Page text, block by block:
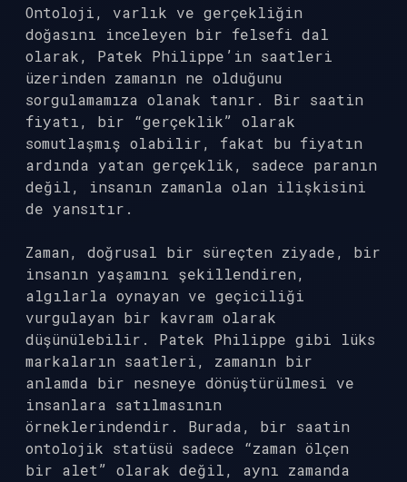
Ontoloji, varlık ve gerçekliğin
doğasını inceleyen bir felsefi dal
olarak, Patek Philippe’in saatleri
üzerinden zamanın ne olduğunu
sorgulamamıza olanak tanır. Bir saatin
fiyatı, bir “gerçeklik” olarak
somutlaşmış olabilir, fakat bu fiyatın
ardında yatan gerçeklik, sadece paranın
değil, insanın zamanla olan ilişkisini
de yansıtır.
Zaman, doğrusal bir süreçten ziyade, bir
insanın yaşamını şekillendiren,
algılarla oynayan ve geçiciliği
vurgulayan bir kavram olarak
düşünülebilir. Patek Philippe gibi lüks
markaların saatleri, zamanın bir
anlamda bir nesneye dönüştürülmesi ve
insanlara satılmasının
örneklerindendir. Burada, bir saatin
ontolojik statüsü sadece “zaman ölçen
bir alet” olarak değil, aynı zamanda